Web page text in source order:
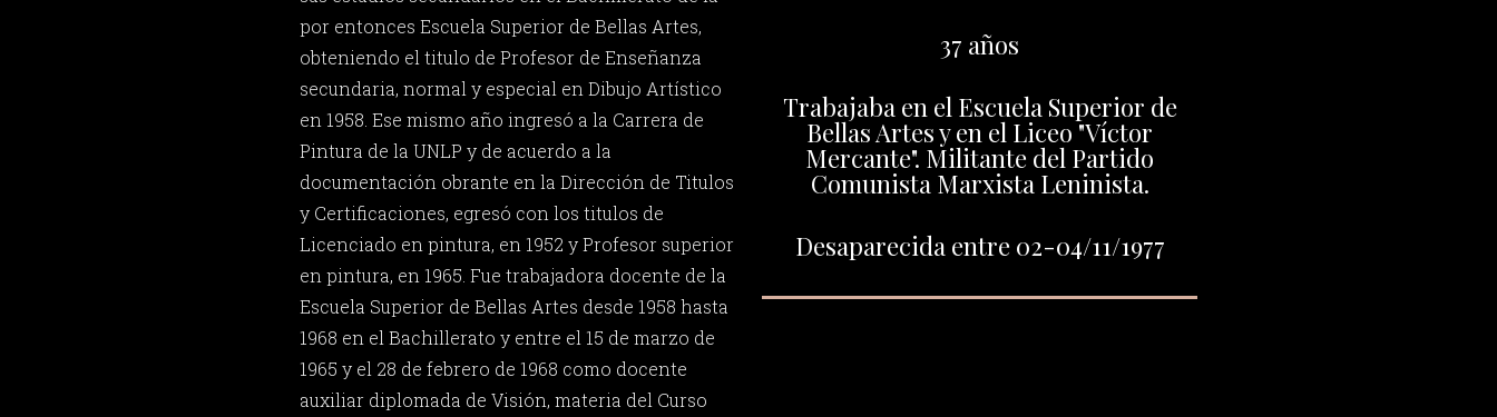
por entonces Escuela Superior de Bellas Artes,
obteniendo el titulo de Profesor de Enseñanza
secundaria, normal y especial en Dibujo Artístico
en 1958. Ese mismo año ingresó a la Carrera de
Pintura de la UNLP y de acuerdo a la
documentación obrante en la Dirección de Titulos
y Certificaciones, egresó con los titulos de
Licenciado en pintura, en 1952 y Profesor superior
en pintura, en 1965. Fue trabajadora docente de la
Escuela Superior de Bellas Artes desde 1958 hasta
1968 en el Bachillerato y entre el 15 de marzo de
1965 y el 28 de febrero de 1968 como docente
auxiliar diplomada de Visión, materia del Curso
37 años
Trabajaba en el Escuela Superior de
Bellas Artes y en el Liceo "Víctor
Mercante". Militante del Partido
Comunista Marxista Leninista.
Desaparecida entre 02-04/11/1977